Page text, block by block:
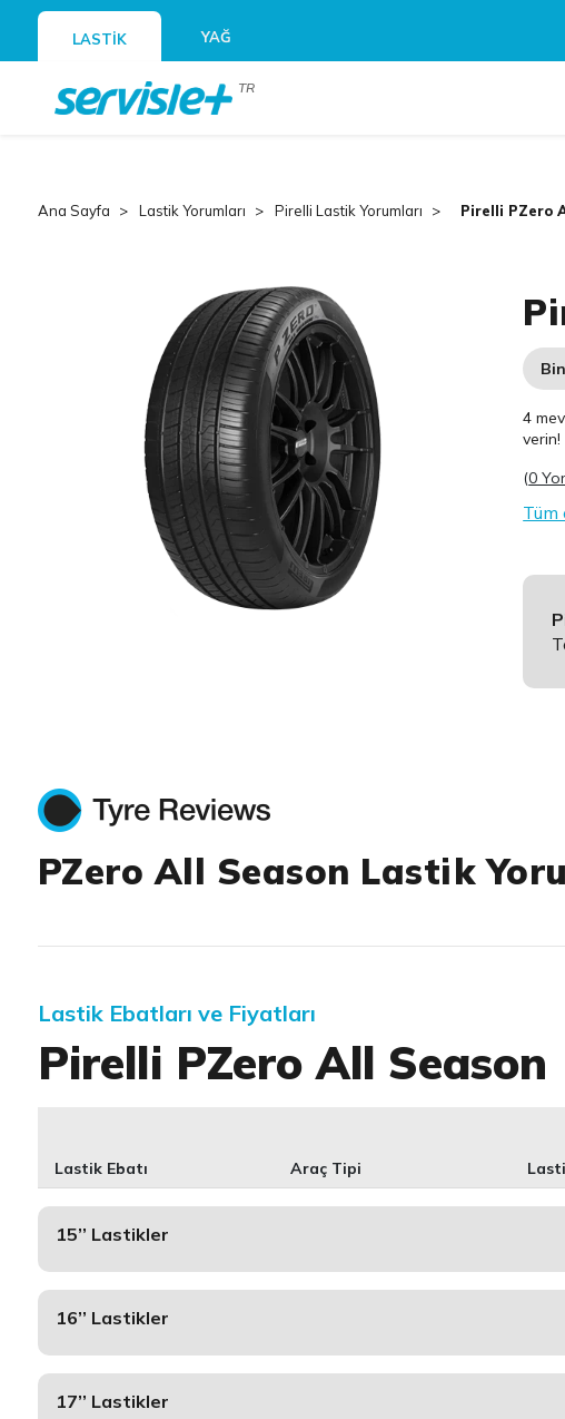
LASTİK YAĞ
TR
Ana Sayfa Lastik Yorumları Pirelli Lastik Yorumları Pirelli PZero
4
verin!
(0
Tüm
PZero All Season Lastik
Lastik Ebatları ve Fiyatları
Pirelli PZero All Season
Lastik Ebatı Araç Tipi
15’’ Lastikler
16’’ Lastikler
17’’ Lastikler